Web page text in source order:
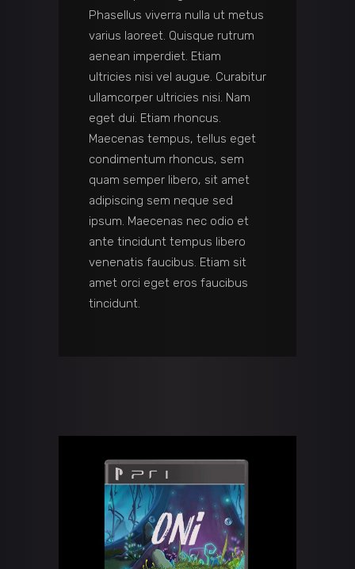
Phasellus viverra nulla ut metus
varius laoreet. Quisque rutrum
aenean imperdiet. Etiam
ultricies nisi vel augue. Curabitur
ullamcorper ultricies nisi. Nam
eget dui. Etiam rhoncus.
Maecenas tempus, tellus eget
condimentum rhoncus, sem
quam semper libero, sit amet
adipiscing sem neque sed
ipsum. Maecenas nec odio et
ante tincidunt tempus libero
venenatis faucibus. Etiam sit
amet orci eget eros faucibus
tincidunt.